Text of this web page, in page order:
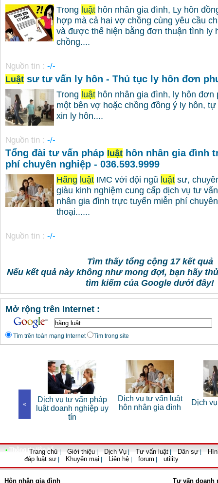
Trong luật hôn nhân gia đình, Ly hôn
hợp mà cả hai vợ chồng cùng yêu cầu
và được thể hiện bằng đơn thuận tình ly
chồng....
Nguồn tin : -/-
Luật sư tư vấn ly hôn - Thủ tục ly hôn đơn
Trong luật hôn nhân gia đình, ly hôn
một bên vợ hoặc chồng đồng ý ly hôn,
xin ly hôn....
Nguồn tin : -/-
Tổng đài tư vấn pháp luật hôn nhân gia đình
phí chuyên nghiệp - 036.593.9999
Hãng luật IMC với đội ngũ luật sư,
giàu kinh nghiệm cung cấp dịch vụ tư
nhân gia đình trực tuyến miễn phí
thoại......
Nguồn tin : -/-
Tìm thấy tổng cộng 17 kết quả
Nếu kết quả này không như mong đợi, bạn hãy
tìm kiếm của Google dưới đây!
Mở rộng trên Internet :
Tìm trên toàn mạng Internet Tìm trong site
«
tranh
Dịch vụ tư vấn pháp
luật doanh nghiệp uy
tín
Dịch vụ tư vấn luật
hôn nhân gia đình
Dịch
• Thông tin liên hệ
Trang chủ Giới thiệu Dịch Vụ Tư vấn luật Dân sự
đáp luật sư
Khuyến mại Liên hệ forum utility
Hôn nhân gia đình Tư vấn doanh